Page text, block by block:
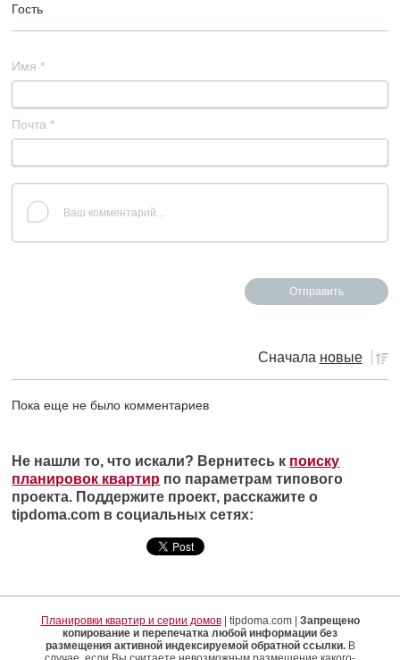
Гость
Имя *
Почта *
Сначала новые
Пока еще не было комментариев
Не нашли то, что искали? Вернитесь к поиску
планировок квартир по параметрам типового
проекта. Поддержите проект, расскажите о
tipdoma.com в социальных сетях:
Планировки квартир и серии домов| tipdoma.com | Запрещено
копирование и перепечатка любой информации без
размещения активной индексируемой обратной ссылки.В